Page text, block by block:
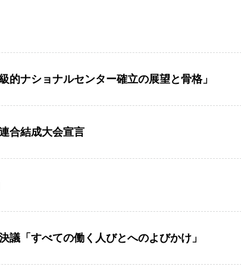
的ナショナルセンター確立の展望と骨格」
合結成大会宣言
議「すべての働く人びとへのよびかけ」